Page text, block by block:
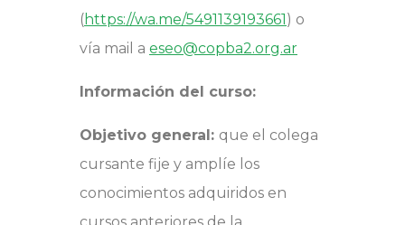
(https://wa.me/5491139193661) o
vía mail a eseo@copba2.org.ar
Información del curso:
Objetivo general: que el colega
cursante fije y amplíe los
conocimientos adquiridos en